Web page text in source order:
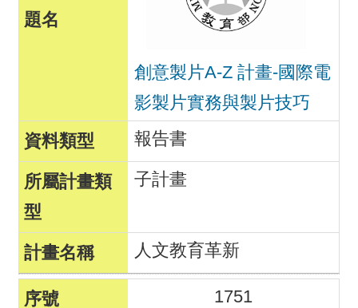
創意製片A-Z 計畫-國際電
影製片實務與製片技巧
報告書
子計畫
人文教育革新
1751